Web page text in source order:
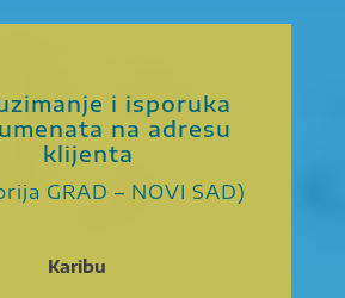
i isporuka
na adresu
klijenta
GRAD – NOVI SAD)
Karibu